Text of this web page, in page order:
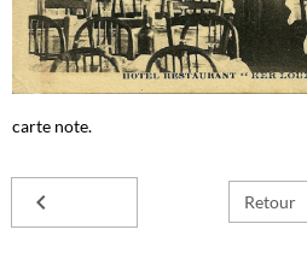
carte note.
Retour